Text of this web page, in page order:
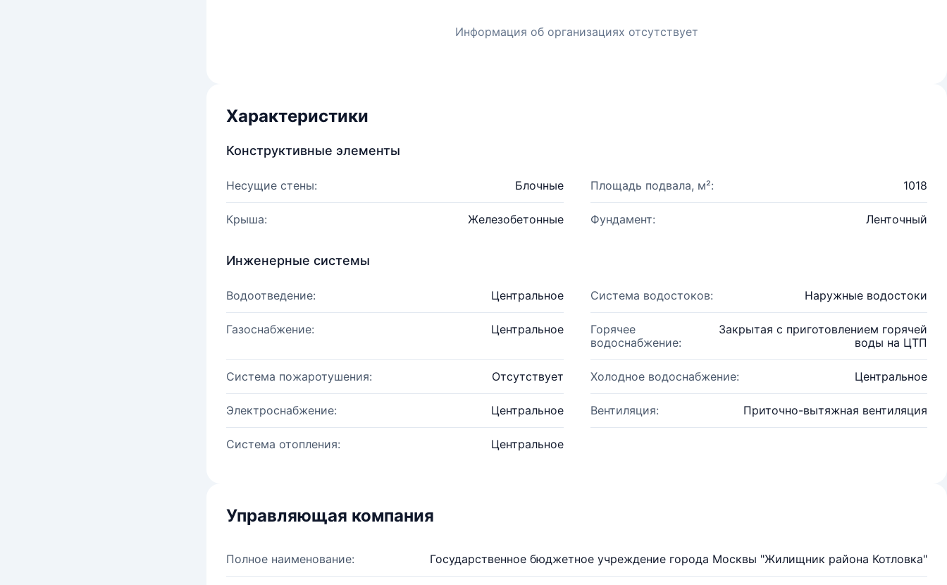
Информация об организациях отсутствует
Характеристики
Конструктивные элементы
Несущие стены: Блочные Площадь подвала, м²: 1018
Крыша: Железобетонные Фундамент: Ленточный
Инженерные системы
Водоотведение: Центральное Система водостоков: Наружные водостоки
Газоснабжение: Центральное
Горячее
водоснабжение:
Закрытая с приготовлением горячей
воды на ЦТП
Система пожаротушения: Отсутствует Холодное водоснабжение: Центральное
Электроснабжение: Центральное Вентиляция: Приточно-вытяжная вентиляция
Система отопления: Центральное
Управляющая компания
Полное наименование: Государственное бюджетное учреждение города Москвы "Жилищник района Котловка"